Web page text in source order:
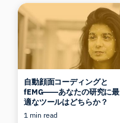
自動顔面コーディングと
fEMG――あなたの研究に最
適なツールはどちらか？
1 min read